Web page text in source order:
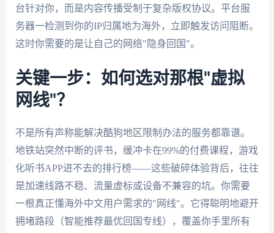
台针对你，而是内容传播受制于复杂版权协议。平台服
务器一检测到你的IP归属地为海外，立即触发访问阻断。
这时你需要的是让自己的网络"隐身回国"。
关键一步：如何选对那根"虚拟
网线"？
不是所有声称能解决酷狗地区限制办法的服务都靠谱。
地铁站突然中断的评书，缓冲卡在99%的付费课程，游戏
化听书APP进不去的排行榜——这些破碎体验背后，往往
是加速线路不稳、流量虚标或设备不兼容的坑。你需要
一根真正懂海外中文用户需求的"网线"。它得聪明地避开
拥堵路段（智能推荐最优回国专线），覆盖你手里所有